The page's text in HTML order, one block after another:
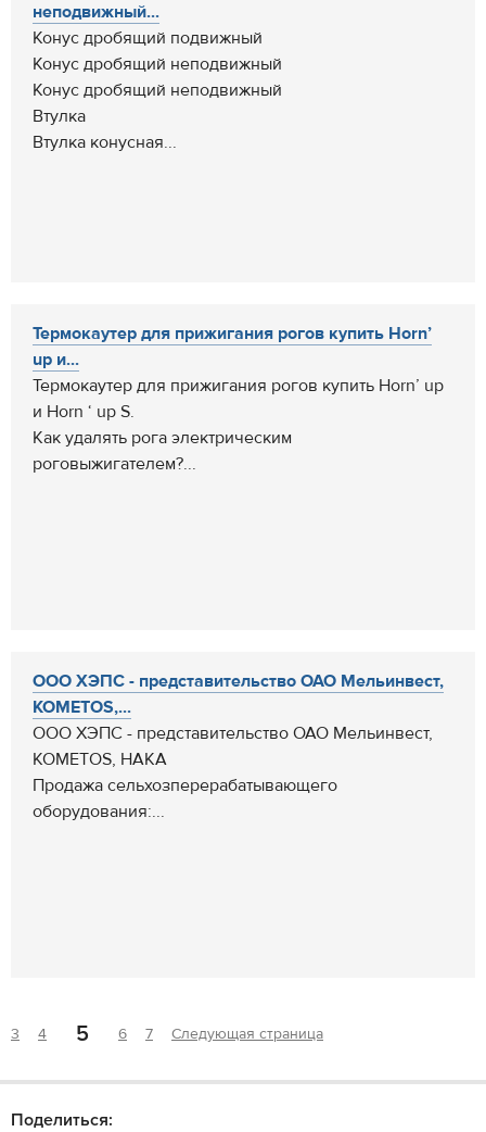
неподвижный...
Конус дробящий подвижный
Конус дробящий неподвижный
Конус дробящий неподвижный
Втулка
Втулка конусная...
Термокаутер для прижигания рогов купить Horn’
up и...
Термокаутер для прижигания рогов купить Horn’ up
и Horn ‘ up S.
Как удалять рога электрическим
роговыжигателем?...
ООО ХЭПС - представительство ОАО Мельинвест,
KOMETOS,...
ООО ХЭПС - представительство ОАО Мельинвест,
KOMETOS, HAKA
Продажа сельхозперерабатывающего
оборудования:...
3 4 5 6 7 Следующая страница
Поделиться: